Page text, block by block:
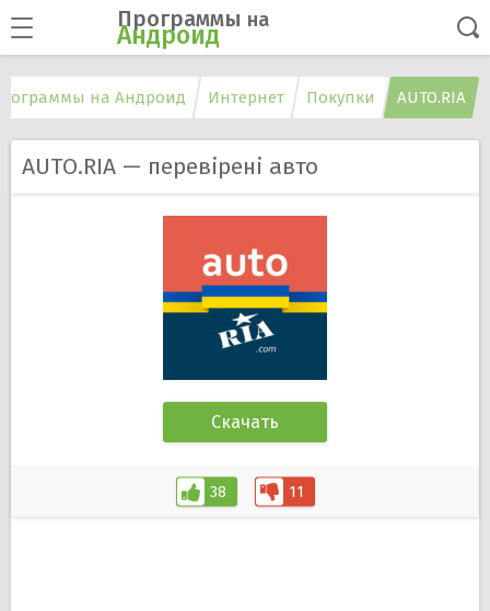
Программы на
Андроид
на Андроид Интернет Покупки AUTO.RIA
AUTO.RIA — перевірені авто
Скачать
38 11